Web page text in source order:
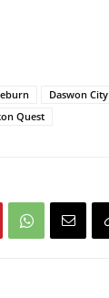
Daswon City
Quest